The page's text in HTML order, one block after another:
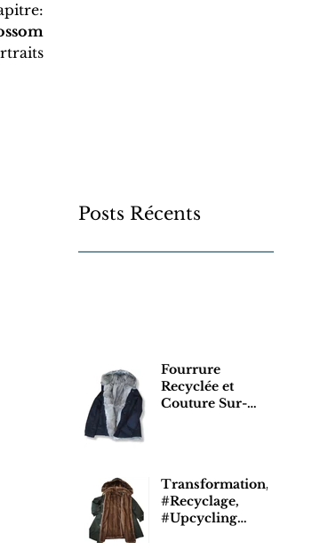
Posts Récents
Fourrure
Recyclée et
Couture Sur-
Transformation,
#Recyclage,
#Upcycling…